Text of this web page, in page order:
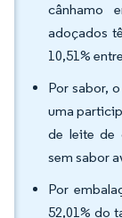
cânhamo
adoçados
10,51%
Por sabor,
uma
de leite de
sem sabor
Por
52,01% do